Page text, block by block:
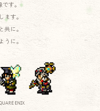
す。
ます。
共に。
うに。
ENIX